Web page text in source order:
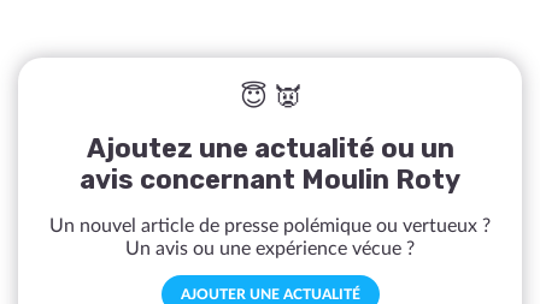
😇 👿
Ajoutez une actualité ou un
avis concernant Moulin Roty
Un nouvel article de presse polémique ou vertueux ?
Un avis ou une expérience vécue ?
AJOUTER UNE ACTUALITÉ